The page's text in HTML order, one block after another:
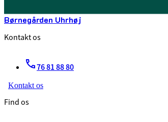
Børnegården Uhrhøj
Kontakt os
76 81 88 80
Kontakt os
Find os